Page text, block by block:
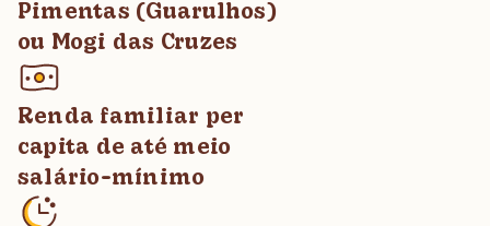
Pimentas (Guarulhos)
ou Mogi das Cruzes
Renda familiar per
capita de até meio
salário-mínimo